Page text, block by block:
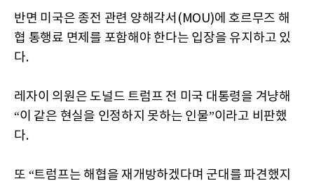
반면 미국은 종전 관련 양해각서(MOU)에 호르무즈 해
협 통행료 면제를 포함해야 한다는 입장을 유지하고 있
다.
레자이 의원은 도널드 트럼프 전 미국 대통령을 겨냥해
“이 같은 현실을 인정하지 못하는 인물”이라고 비판했
다.
또 “트럼프는 해협을 재개방하겠다며 군대를 파견했지